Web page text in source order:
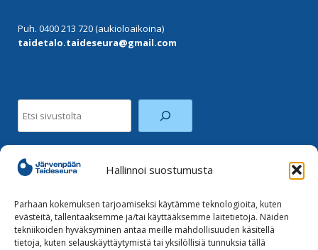
Hallinnoi suostumusta
Parhaan kokemuksen tarjoamiseksi käytämme teknologioita, kuten
evästeitä, tallentaaksemme ja/tai käyttääksemme laitetietoja. Näiden
tekniikoiden hyväksyminen antaa meille mahdollisuuden käsitellä
tietoja, kuten selauskäyttäytymistä tai yksilöllisiä tunnuksia tällä
Puh. 0400 213 720 (aukioloaikoina)
taidetalo.taideseura@gmail.com
Instagram
Tilaa uutiskirje